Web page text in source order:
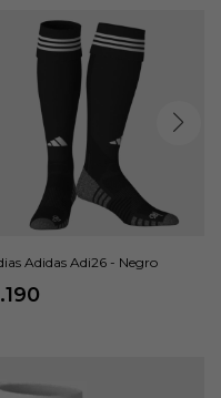
Adidas Adi26 - Negro